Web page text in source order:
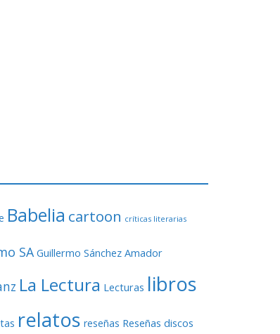
Babelia cartoon críticas literarias
SA Guillermo Sánchez Amador
La Lectura Lecturas libros
relatos reseñas Reseñas discos